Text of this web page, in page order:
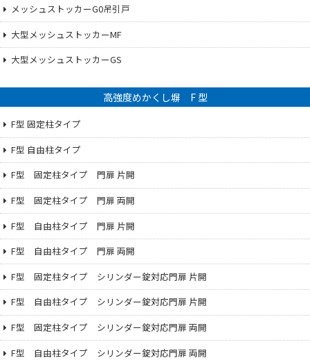
メッシュストッカーG0吊引戸
大型メッシュストッカーMF
大型メッシュストッカーGS
高強度めかくし塀 F 型
F型 固定柱タイプ
F型 自由柱タイプ
F型 固定柱タイプ 門扉 片開
F型 固定柱タイプ 門扉 両開
F型 自由柱タイプ 門扉 片開
F型 自由柱タイプ 門扉 両開
F型 固定柱タイプ シリンダー錠対応門扉 片開
F型 自由柱タイプ シリンダー錠対応門扉 片開
F型 固定柱タイプ シリンダー錠対応門扉 両開
F型 自由柱タイプ シリンダー錠対応門扉 両開